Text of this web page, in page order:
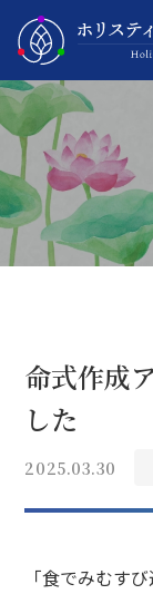
命式作成
した
2025.03.30
「食でみむす